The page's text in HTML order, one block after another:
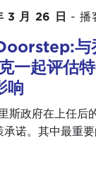
3 月 26 日 - 播
与
一起评估
响
斯政府在上任后
承诺。其中最重